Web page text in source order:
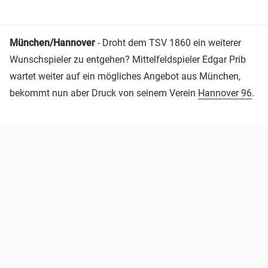
München/Hannover - Droht dem TSV 1860 ein weiterer
Wunschspieler zu entgehen? Mittelfeldspieler Edgar Prib
wartet weiter auf ein mögliches Angebot aus München,
bekommt nun aber Druck von seinem Verein Hannover 96.